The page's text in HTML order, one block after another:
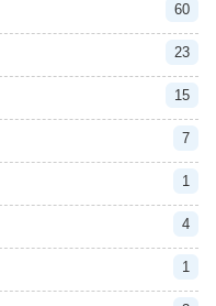
60
23
15
7
1
4
1